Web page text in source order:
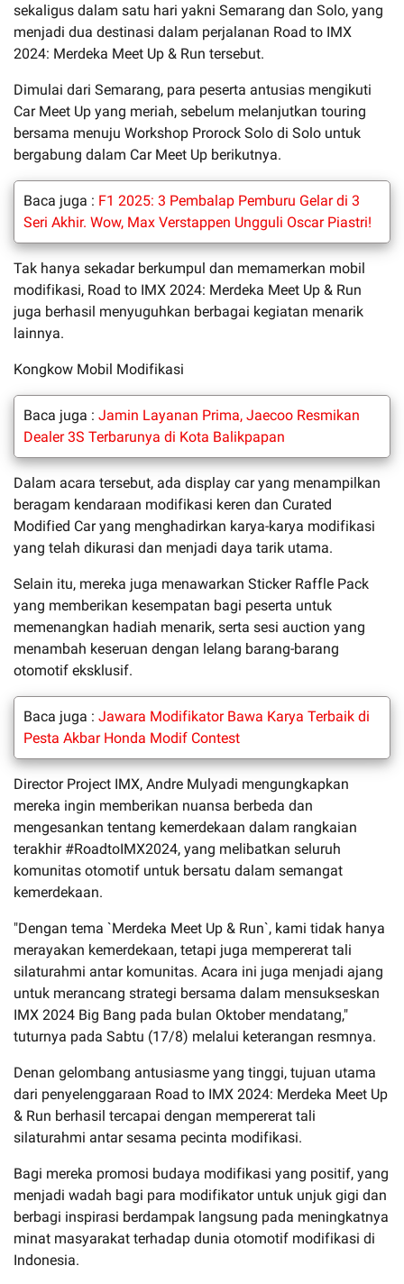
sekaligus dalam satu hari yakni Semarang dan Solo, yang
menjadi dua destinasi dalam perjalanan Road to IMX
2024: Merdeka Meet Up & Run tersebut.
Dimulai dari Semarang, para peserta antusias mengikuti
Car Meet Up yang meriah, sebelum melanjutkan touring
bersama menuju Workshop Prorock Solo di Solo untuk
bergabung dalam Car Meet Up berikutnya.
Baca juga : F1 2025: 3 Pembalap Pemburu Gelar di 3
Seri Akhir. Wow, Max Verstappen Ungguli Oscar Piastri!
Tak hanya sekadar berkumpul dan memamerkan mobil
modifikasi, Road to IMX 2024: Merdeka Meet Up & Run
juga berhasil menyuguhkan berbagai kegiatan menarik
lainnya.
Kongkow Mobil Modifikasi
Baca juga : Jamin Layanan Prima, Jaecoo Resmikan
Dealer 3S Terbarunya di Kota Balikpapan
Dalam acara tersebut, ada display car yang menampilkan
beragam kendaraan modifikasi keren dan Curated
Modified Car yang menghadirkan karya-karya modifikasi
yang telah dikurasi dan menjadi daya tarik utama.
Selain itu, mereka juga menawarkan Sticker Raffle Pack
yang memberikan kesempatan bagi peserta untuk
memenangkan hadiah menarik, serta sesi auction yang
menambah keseruan dengan lelang barang-barang
otomotif eksklusif.
Baca juga : Jawara Modifikator Bawa Karya Terbaik di
Pesta Akbar Honda Modif Contest
Director Project IMX, Andre Mulyadi mengungkapkan
mereka ingin memberikan nuansa berbeda dan
mengesankan tentang kemerdekaan dalam rangkaian
terakhir #RoadtoIMX2024, yang melibatkan seluruh
komunitas otomotif untuk bersatu dalam semangat
kemerdekaan.
"Dengan tema `Merdeka Meet Up & Run`, kami tidak hanya
merayakan kemerdekaan, tetapi juga mempererat tali
silaturahmi antar komunitas. Acara ini juga menjadi ajang
untuk merancang strategi bersama dalam mensukseskan
IMX 2024 Big Bang pada bulan Oktober mendatang,"
tuturnya pada Sabtu (17/8) melalui keterangan resmnya.
Denan gelombang antusiasme yang tinggi, tujuan utama
dari penyelenggaraan Road to IMX 2024: Merdeka Meet Up
& Run berhasil tercapai dengan mempererat tali
silaturahmi antar sesama pecinta modifikasi.
Bagi mereka promosi budaya modifikasi yang positif, yang
menjadi wadah bagi para modifikator untuk unjuk gigi dan
berbagi inspirasi berdampak langsung pada meningkatnya
minat masyarakat terhadap dunia otomotif modifikasi di
Indonesia.